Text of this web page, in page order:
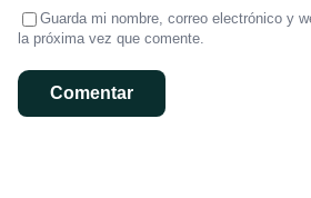
Guarda mi nombre, correo electrónico y
la próxima vez que comente.